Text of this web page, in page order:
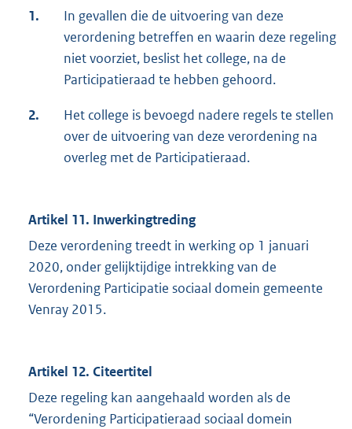
1.
In gevallen die de uitvoering van deze
verordening betreffen en waarin deze regeling
niet voorziet, beslist het college, na de
Participatieraad te hebben gehoord.
2.
Het college is bevoegd nadere regels te stellen
over de uitvoering van deze verordening na
overleg met de Participatieraad.
Artikel 11. Inwerkingtreding
Deze verordening treedt in werking op 1 januari
2020, onder gelijktijdige intrekking van de
Verordening Participatie sociaal domein gemeente
Venray 2015.
Artikel 12. Citeertitel
Deze regeling kan aangehaald worden als de
“Verordening Participatieraad sociaal domein